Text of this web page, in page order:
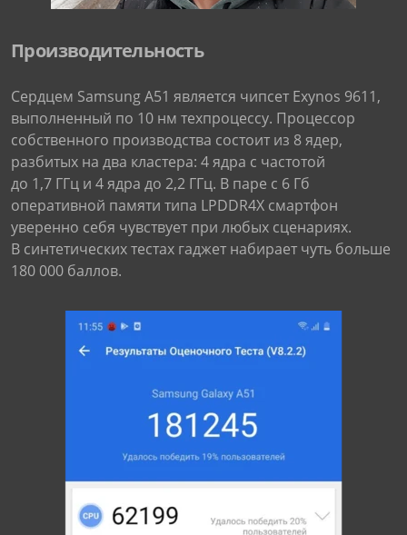
Производительность
Сердцем Samsung A51 является чипсет Exynos 9611,
выполненный по 10 нм техпроцессу. Процессор
собственного производства состоит из 8 ядер,
разбитых на два кластера: 4 ядра с частотой
до 1,7 ГГц и 4 ядра до 2,2 ГГц. В паре с 6 Гб
оперативной памяти типа LPDDR4X смартфон
уверенно себя чувствует при любых сценариях.
В синтетических тестах гаджет набирает чуть больше
180 000 баллов.